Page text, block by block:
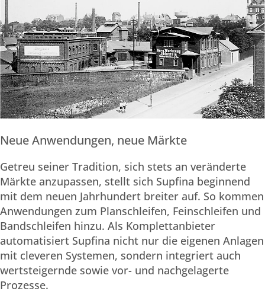
Neue Anwendungen, neue Märkte
Getreu seiner Tradition, sich stets an veränderte
Märkte anzupassen, stellt sich Supfina beginnend
mit dem neuen Jahrhundert breiter auf. So kommen
Anwendungen zum Planschleifen, Feinschleifen und
Bandschleifen hinzu. Als Komplettanbieter
automatisiert Supfina nicht nur die eigenen Anlagen
mit cleveren Systemen, sondern integriert auch
wertsteigernde sowie vor- und nachgelagerte
Prozesse.